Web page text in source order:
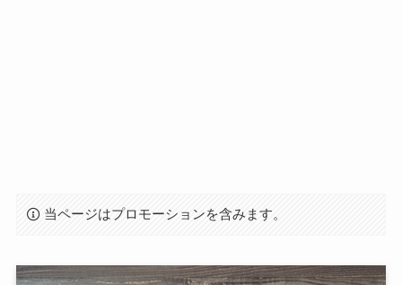
当ページはプロモーションを含みます。